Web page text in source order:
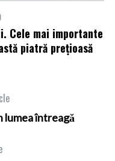
Cele mai importante
piatră preţioasă
lumea întreagă